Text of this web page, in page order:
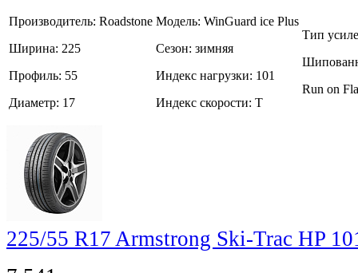
Производитель: Roadstone
Ширина: 225
Профиль: 55
Диаметр: 17
Модель: WinGuard ice Plus
Сезон: зимняя
Индекс нагрузки: 101
Индекс скорости: T
Тип
Run on
225/55 R17 Armstrong Ski-Trac HP